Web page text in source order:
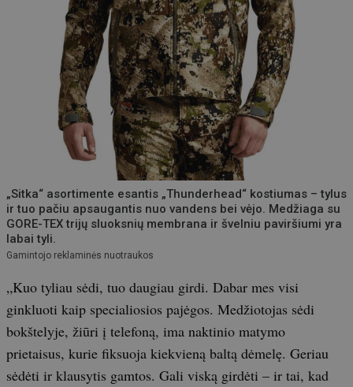
„Sitka“ asortimente esantis „Thunderhead“ kostiumas – tylus
ir tuo pačiu apsaugantis nuo vandens bei vėjo. Medžiaga su
GORE-TEX trijų sluoksnių membrana ir švelniu paviršiumi yra
labai tyli.
Gamintojo reklaminės nuotraukos
„Kuo tyliau sėdi, tuo daugiau girdi. Dabar mes visi
ginkluoti kaip specialiosios pajėgos. Medžiotojas sėdi
bokštelyje, žiūri į telefoną, ima naktinio matymo
prietaisus, kurie fiksuoja kiekvieną baltą dėmelę. Geriau
sėdėti ir klausytis gamtos. Gali viską girdėti – ir tai, kad